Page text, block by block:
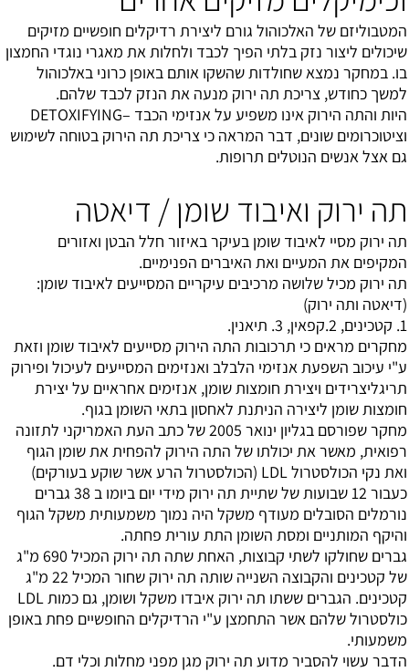
המטבוליזם של האלכוהול גורם ליצירת רדיקלים חופשיים מזיקים
שיכולים ליצור נזק בלתי הפיך לכבד ולחלות את מאגרי נוגדי החמצון
בו. במחקר נמצא שחולדות שהשקו אותם באופן כרוני באלכוהול
למשך כחודש, צריכת תה ירוק מנעה את הנזק לכבד שלהם.
היות והתה הירוק אינו משפיע על אנזימי הכבד –DETOXIFYING
וציטוכרומים שונים, דבר המראה כי צריכת תה הירוק בטוחה לשימוש
גם אצל אנשים הנוטלים תרופות.
תה ירוק ואיבוד שומן / דיאטה
תה ירוק מסיי לאיבוד שומן בעיקר באיזור חלל הבטן ואזורים
המקיפים את המעיים ואת האיברים הפנימיים.
תה ירוק מכיל שלושה מרכיבים עיקריים המסייעים לאיבוד שומן:
(דיאטה ותה ירוק)
1. קטכינים, 2.קפאין, 3. תיאנין.
מחקרים מראים כי תרכובות התה הירוק מסייעים לאיבוד שומן וזאת
ע"י עיכוב השפעת אנזימי הלבלב ואנזימים המסייעים לעיכול ופירוק
תריגליצרידים ויצירת חומצות שומן, אנזימים אחראיים על יצירת
חומצות שומן ליצירה הניתנת לאחסון בתאי השומן בגוף.
מחקר שפורסם בגליון ינואר 2005 של כתב העת האמריקני לתזונה
רפואית, מאשר את יכולתו של התה הירוק להפחית את שומן הגוף
ואת נקי הכולסטרול LDL (הכולסטרול הרע אשר שוקע בעורקים)
כעבור 12 שבועות של שתיית תה ירוק מידי יום ביומו ב 38 גברים
נורמלים הסובלים מעודף משקל היה נמוך משמעותית משקל הגוף
והיקף המותניים ומסת השומן התת עורית פחתה.
גברים שחולקו לשתי קבוצות, האחת שתה תה ירוק המכיל 690 מ"ג
של קטכינים והקבוצה השנייה שותה תה ירוק שחור המכיל 22 מ"ג
קטכינים. הגברים ששתו תה ירוק איבדו משקל ושומן, גם כמות LDL
כולסטרול שלהם אשר התחמצן ע"י הרדיקלים החופשיים פחת באופן
משמעותי.
הדבר עשוי להסביר מדוע תה ירוק מגן מפני מחלות וכלי דם.